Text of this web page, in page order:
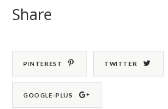
Share
PINTEREST TWITTER
GOOGLE-PLUS